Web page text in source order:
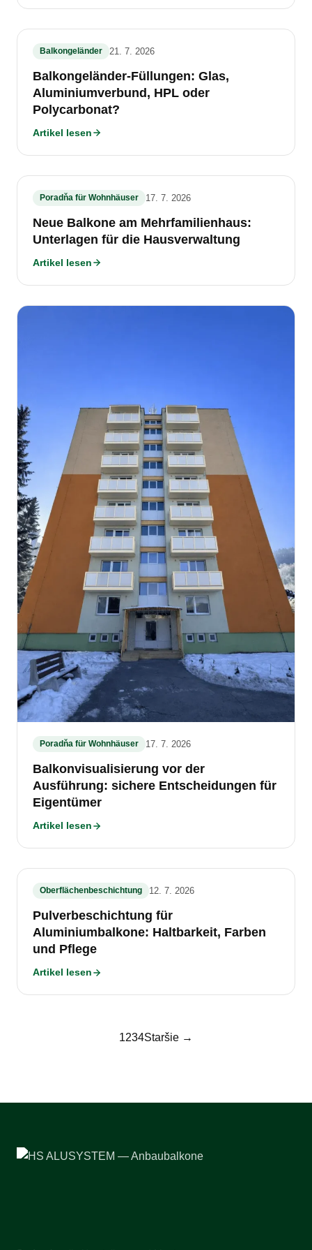
Balkongeländer 21. 7. 2026
Balkongeländer-Füllungen: Glas,
Aluminiumverbund, HPL oder
Polycarbonat?
Artikel lesen
Poradňa für Wohnhäuser 17. 7. 2026
Neue Balkone am Mehrfamilienhaus:
Unterlagen für die Hausverwaltung
Artikel lesen
Poradňa für Wohnhäuser 17. 7. 2026
Balkonvisualisierung vor der
Ausführung: sichere Entscheidungen für
Eigentümer
Artikel lesen
Oberflächenbeschichtung 12. 7. 2026
Pulverbeschichtung für
Aluminiumbalkone: Haltbarkeit, Farben
und Pflege
Artikel lesen
1234Staršie →